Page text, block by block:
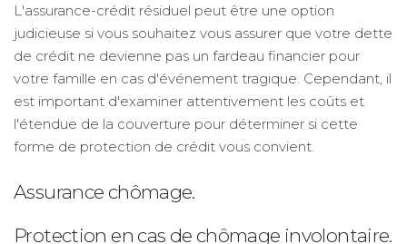
L'assurance-crédit résiduel peut être une option
judicieuse si vous souhaitez vous assurer que votre dette
de crédit ne devienne pas un fardeau financier pour
votre famille en cas d'événement tragique. Cependant, il
est important d'examiner attentivement les coûts et
l'étendue de la couverture pour déterminer si cette
forme de protection de crédit vous convient.
Assurance chômage.
Protection en cas de chômage involontaire.